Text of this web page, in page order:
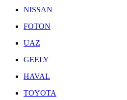
NISSAN
FOTON
UAZ
GEELY
HAVAL
TOYOTA